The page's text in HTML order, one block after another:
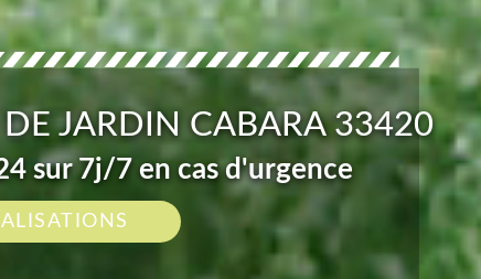
JARDIN CABARA 33420
sur 7j/7 en cas d'urgence